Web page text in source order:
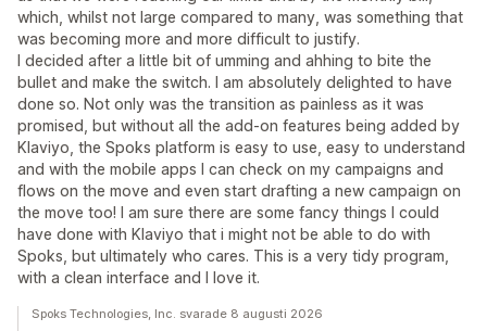
which, whilst not large compared to many, was something that
was becoming more and more difficult to justify.
I decided after a little bit of umming and ahhing to bite the
bullet and make the switch. I am absolutely delighted to have
done so. Not only was the transition as painless as it was
promised, but without all the add-on features being added by
Klaviyo, the Spoks platform is easy to use, easy to understand
and with the mobile apps I can check on my campaigns and
flows on the move and even start drafting a new campaign on
the move too! I am sure there are some fancy things I could
have done with Klaviyo that i might not be able to do with
Spoks, but ultimately who cares. This is a very tidy program,
with a clean interface and I love it.
Spoks Technologies, Inc. svarade 8 augusti 2026